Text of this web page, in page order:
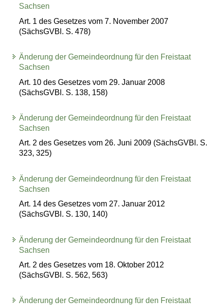
Sachsen
Art. 1 des Gesetzes vom 7. November 2007
(SächsGVBl. S. 478)
Änderung der Gemeindeordnung für den Freistaat
Sachsen
Art. 10 des Gesetzes vom 29. Januar 2008
(SächsGVBl. S. 138, 158)
Änderung der Gemeindeordnung für den Freistaat
Sachsen
Art. 2 des Gesetzes vom 26. Juni 2009 (SächsGVBl. S.
323, 325)
Änderung der Gemeindeordnung für den Freistaat
Sachsen
Art. 14 des Gesetzes vom 27. Januar 2012
(SächsGVBl. S. 130, 140)
Änderung der Gemeindeordnung für den Freistaat
Sachsen
Art. 2 des Gesetzes vom 18. Oktober 2012
(SächsGVBl. S. 562, 563)
Änderung der Gemeindeordnung für den Freistaat